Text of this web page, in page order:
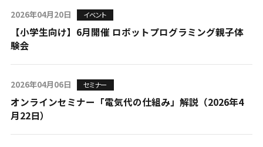
2026年04月20日 イベント
【小学生向け】6月開催 ロボットプログラミング親子体
験会
2026年04月06日 セミナー
オンラインセミナー「電気代の仕組み」解説（2026年4
月22日）